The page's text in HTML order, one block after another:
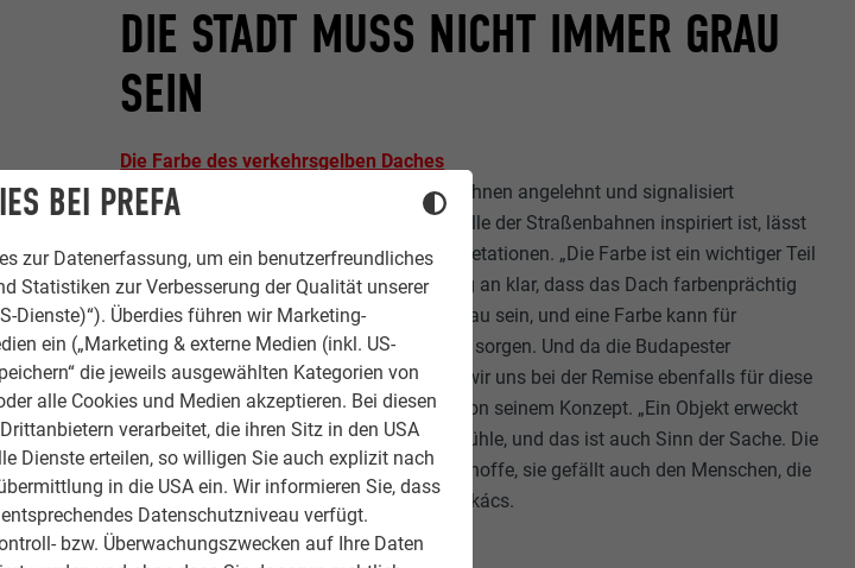
BEI PREFA
zur Datenerfassung, um ein benutzerfreundliches
Statistiken zur Verbesserung der Qualität unserer
Dienste)“). Überdies führen wir Marketing-
ein („Marketing & externe Medien (inkl. US-
die jeweils ausgewählten Kategorien von
alle Cookies und Medien akzeptieren. Bei diesen
verarbeitet, die ihren Sitz in den USA
Dienste erteilen, so willigen Sie auch explizit nach
in die USA ein. Wir informieren Sie, dass
Datenschutzniveau verfügt.
bzw. Überwachungszwecken auf Ihre Daten
DIE STADT MUSS NICHT IMMER GRAU
SEIN
Die Farbe des verkehrsgelben Daches
ist an die Farbe der Budapester Straßenbahnen angelehnt und signalisiert
Fortschritt. Die Form, die von der Außenhülle der Straßenbahnen inspiriert ist, lässt
trotzdem Spielraum für individuelle Interpretationen. „Die Farbe ist ein wichtiger Teil
des Konzepts. Es war für mich von Anfang an klar, dass das Dach farbenprächtig
sein muss. Die Stadt muss nicht immer grau sein, und eine Farbe kann für
Wohlbefinden in der gesamten Umgebung sorgen. Und da die Budapester
Straßenbahnen verkehrsgelb sind, haben wir uns bei der Remise ebenfalls für diese
Farbe entschieden“, erzählt der Architekt von seinem Konzept. „Ein Objekt erweckt
bei jedem Menschen unterschiedliche Gefühle, und das ist auch Sinn der Sache. Die
neue Remise wirkt, und das ist gut so. Ich hoffe, sie gefällt auch den Menschen, die
in diesem Stadtteil leben“, unterstreicht Takács.